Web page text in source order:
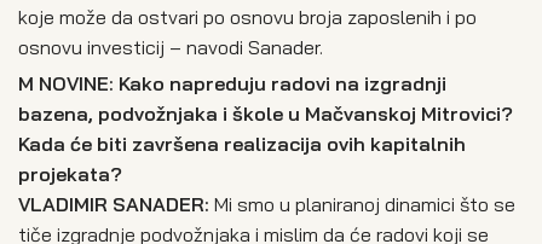
koje može da ostvari po osnovu broja zaposlenih i po
osnovu investicij – navodi Sanader.
M NOVINE: Kako napreduju radovi na izgradnji
bazena, podvožnjaka i škole u Mačvanskoj Mitrovici?
Kada će biti završena realizacija ovih kapitalnih
projekata?
VLADIMIR SANADER: Mi smo u planiranoj dinamici što se
tiče izgradnje podvožnjaka i mislim da će radovi koji se